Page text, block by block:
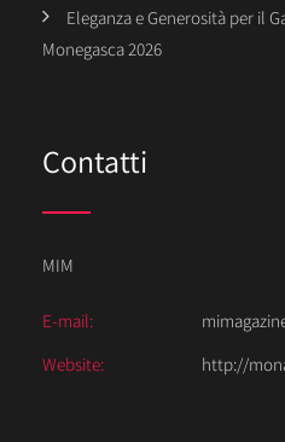
Eleganza e Generosità per il
Monegasca 2026
Contatti
MIM
E-mail:
Website:
http://